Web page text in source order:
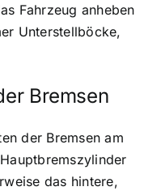
Fahrzeug anheben
Unterstellböcke,
Bremsen
der Bremsen am
das hintere,